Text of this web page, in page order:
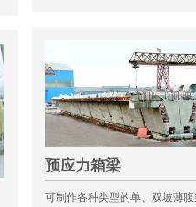
预应力箱梁
可制作各种类型的单、双坡薄